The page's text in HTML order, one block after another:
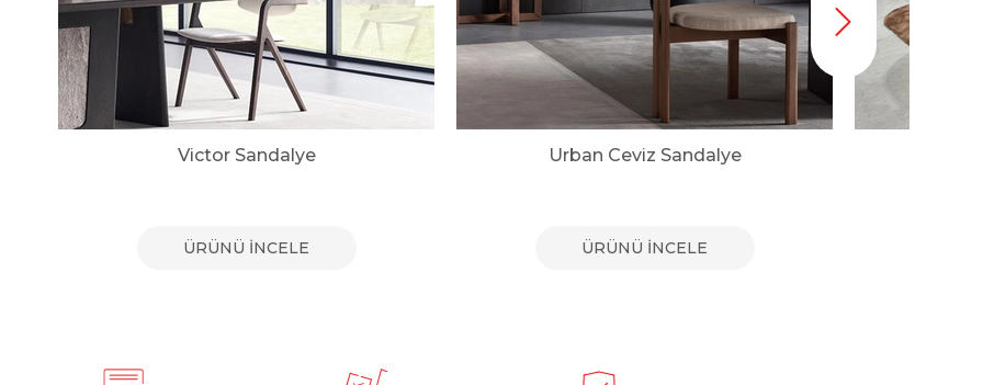
Victor Sandalye
ÜRÜNÜ İNCELE
Urban Ceviz Sandalye
ÜRÜNÜ İNCELE